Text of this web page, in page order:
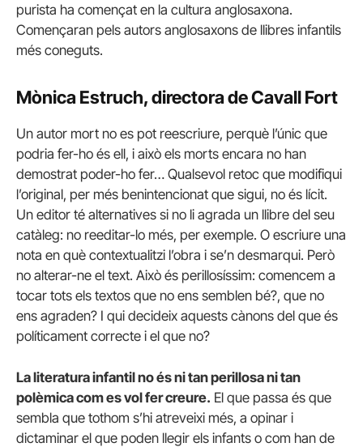
purista ha començat en la cultura anglosaxona.
Començaran pels autors anglosaxons de llibres infantils
més coneguts.
Mònica Estruch, directora de Cavall Fort
Un autor mort no es pot reescriure, perquè l’únic que
podria fer-ho és ell, i això els morts encara no han
demostrat poder-ho fer… Qualsevol retoc que modifiqui
l’original, per més benintencionat que sigui, no és lícit.
Un editor té alternatives si no li agrada un llibre del seu
catàleg: no reeditar-lo més, per exemple. O escriure una
nota en què contextualitzi l’obra i se’n desmarqui. Però
no alterar-ne el text. Això és perillosíssim: comencem a
tocar tots els textos que no ens semblen bé?, que no
ens agraden? I qui decideix aquests cànons del que és
políticament correcte i el que no?
La literatura infantil no és ni tan perillosa ni tan
polèmica com es vol fer creure. El que passa és que
sembla que tothom s’hi atreveixi més, a opinar i
dictaminar el que poden llegir els infants o com han de